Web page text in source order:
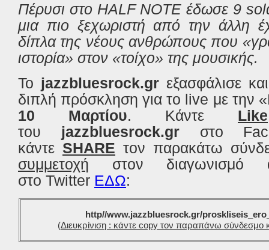
Πέρυσι στο HALF NOTE έδωσε 9
μια πιο ξεχωριστή από την άλλη
δίπλα της νέους ανθρώπους που
ιστορία» στον «τοίχο» της μουσικής.
Το jazzbluesrock.gr εξασφάλισε
διπλή πρόσκλησηγια το live με την
10 Μαρτίου. Κάντε Like
του jazzbluesrock.grστο
κάντε SHARE τον παρακάτω
συμμετοχή στον διαγωνισμό
στο Twitter ΕΔΩ:
http//www.jazzbluesrock.gr/
(Διευκρίνιση : κάντε copy τον παραπάνω σύνδεσμο